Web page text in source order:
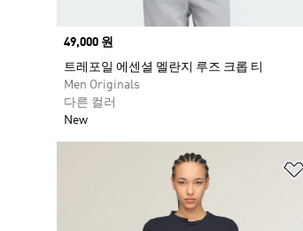
Price
49,000 원
트레포일 에센셜 멜란지 루즈 크롭 티
Men Originals
다른 컬러
New